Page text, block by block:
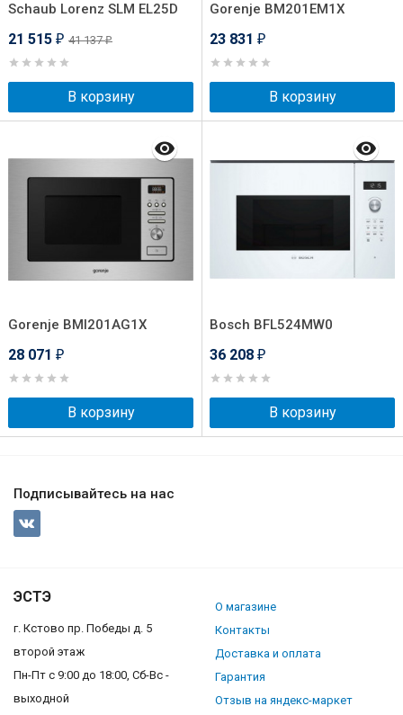
Schaub Lorenz SLM EL25D
21 515 ₽ 41 137₽
В корзину
Gorenje BM201EM1X
23 831 ₽
В корзину
Gorenje BMI201AG1X
28 071 ₽
В корзину
Bosch BFL524MW0
36 208 ₽
В корзину
Подписывайтесь на нас
ЭСТЭ
г. Кстово пр. Победы д. 5
второй этаж
Пн-Пт с 9:00 до 18:00, Сб-Вс -
выходной
О магазине
Контакты
Доставка и оплата
Гарантия
Отзыв на яндекс-маркет